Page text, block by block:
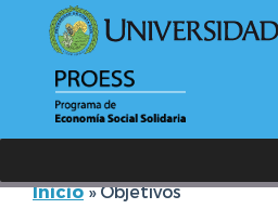
Inicio»Objetivos